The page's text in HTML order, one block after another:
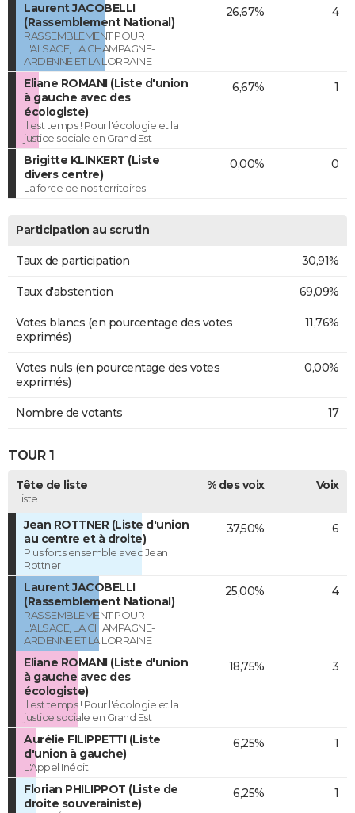
Laurent JACOBELLI
(Rassemblement National)
RASSEMBLEMENT POUR
L'ALSACE, LA CHAMPAGNE-
ARDENNE ET LA LORRAINE
26,67% 4
Eliane ROMANI (Liste d'union
à gauche avec des
écologiste)
Il est temps ! Pour l'écologie et la
justice sociale en Grand Est
6,67% 1
Brigitte KLINKERT (Liste
divers centre)
La force de nos territoires
0,00% 0
Participation au scrutin
Taux de participation 30,91%
Taux d'abstention 69,09%
Votes blancs (en pourcentage des votes
exprimés)
11,76%
Votes nuls (en pourcentage des votes
exprimés)
0,00%
Nombre de votants 17
TOUR 1
Tête de liste
Liste
% des voix Voix
Jean ROTTNER (Liste d'union
au centre et à droite)
Plus forts ensemble avec Jean
Rottner
37,50% 6
Laurent JACOBELLI
(Rassemblement National)
RASSEMBLEMENT POUR
L'ALSACE, LA CHAMPAGNE-
ARDENNE ET LA LORRAINE
25,00% 4
Eliane ROMANI (Liste d'union
à gauche avec des
écologiste)
Il est temps ! Pour l'écologie et la
justice sociale en Grand Est
18,75% 3
Aurélie FILIPPETTI (Liste
d'union à gauche)
L'Appel Inédit
6,25% 1
Florian PHILIPPOT (Liste de
droite souverainiste)
6,25% 1